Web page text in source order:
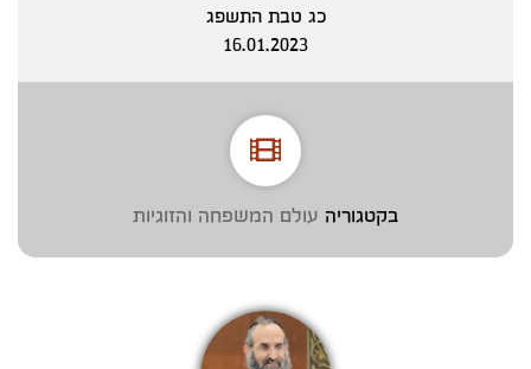
כג טבת התשפג
16.01.2023
בקטגוריה עולם המשפחה והזוגיות